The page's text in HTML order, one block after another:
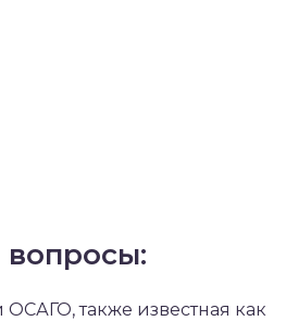
ОСАГО, также известная как